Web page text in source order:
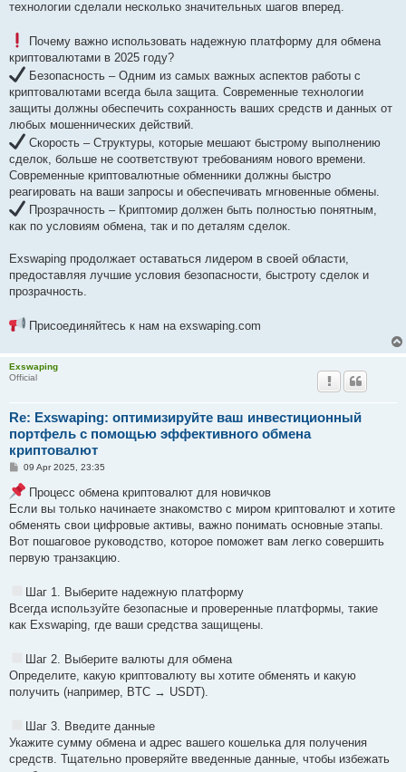
технологии сделали несколько значительных шагов вперед.
Почему важно использовать надежную платформу для обмена
криптовалютами в 2025 году?
Безопасность – Одним из самых важных аспектов работы с
криптовалютами всегда была защита. Современные технологии
защиты должны обеспечить сохранность ваших средств и данных от
любых мошеннических действий.
Скорость – Структуры, которые мешают быстрому выполнению
сделок, больше не соответствуют требованиям нового времени.
Современные криптовалютные обменники должны быстро
реагировать на ваши запросы и обеспечивать мгновенные обмены.
Прозрачность – Криптомир должен быть полностью понятным,
как по условиям обмена, так и по деталям сделок.
Exswaping продолжает оставаться лидером в своей области,
предоставляя лучшие условия безопасности, быстроту сделок и
прозрачность.
Присоединяйтесь к нам на exswaping.com
Exswaping
Official
Re: Exswaping: оптимизируйте ваш инвестиционный
портфель с помощью эффективного обмена
криптовалют
P
s
t
09 Apr 2025, 23:35
Процесс обмена криптовалют для новичков
Если вы только начинаете знакомство с миром криптовалют и хотите
обменять свои цифровые активы, важно понимать основные этапы.
Вот пошаговое руководство, которое поможет вам легко совершить
первую транзакцию.
Шаг 1. Выберите надежную платформу
Всегда используйте безопасные и проверенные платформы, такие
как Exswaping, где ваши средства защищены.
Шаг 2. Выберите валюты для обмена
Определите, какую криптовалюту вы хотите обменять и какую
получить (например, BTC → USDT).
Шаг 3. Введите данные
Укажите сумму обмена и адрес вашего кошелька для получения
средств. Тщательно проверяйте введенные данные, чтобы избежать